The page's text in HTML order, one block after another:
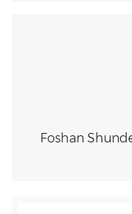
Foshan